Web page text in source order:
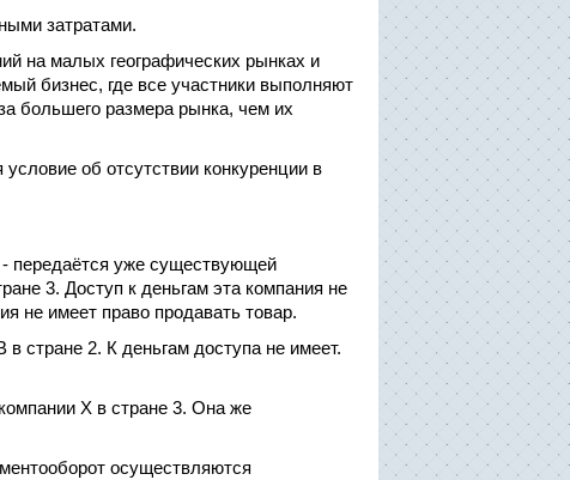
затратами.
на малых географических рынках и
бизнес, где все участники выполняют
большего размера рынка, чем их
об отсутствии конкуренции в
передаётся уже существующей
3. Доступ к деньгам эта компания не
не имеет право продавать товар.
стране 2. К деньгам доступа не имеет.
Х в стране 3. Она же
осуществляются